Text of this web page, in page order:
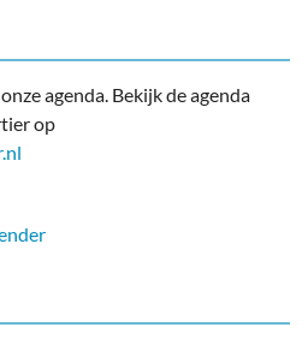
agenda. Bekijk de agenda
op